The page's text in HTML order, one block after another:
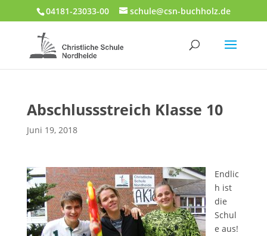
04181-23033-00 schule@csn-buchholz.de
Abschlussstreich Klasse 10
Juni 19, 2018
Endlic
h ist
die
Schul
e aus!